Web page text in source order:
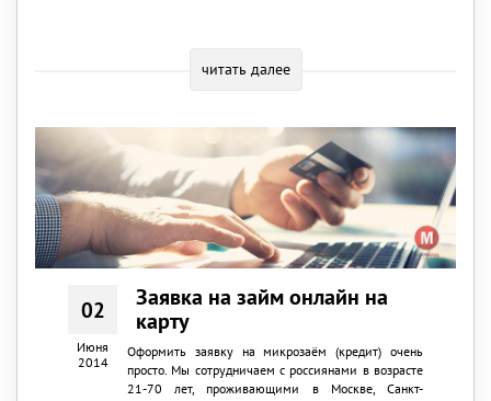
читать далее
02
Июня
2014
Заявка на займ онлайн на
карту
Оформить заявку на микрозаём (кредит) очень
просто. Мы сотрудничаем с россиянами в возрасте
21-70 лет, проживающими в Москве, Санкт-